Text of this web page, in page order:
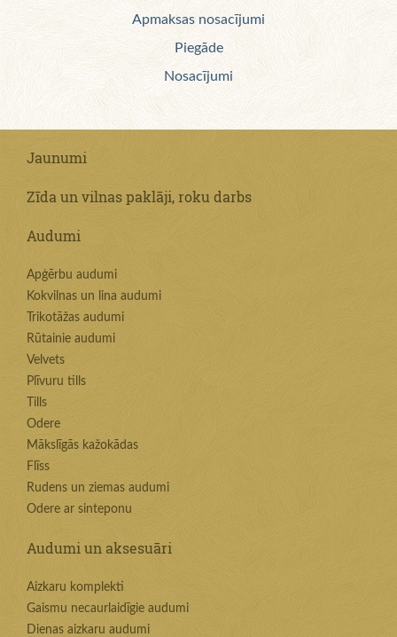
Apmaksas nosacījumi
Piegāde
Nosacījumi
Jaunumi
Zīda un vilnas paklāji, roku darbs
Audumi
Apģērbu audumi
Kokvilnas un lina audumi
Trikotāžas audumi
Rūtainie audumi
Velvets
Plīvuru tills
Tills
Odere
Mākslīgās kažokādas
Flīss
Rudens un ziemas audumi
Odere ar sinteponu
Audumi un aksesuāri
Aizkaru komplekti
Gaismu necaurlaidīgie audumi
Dienas aizkaru audumi